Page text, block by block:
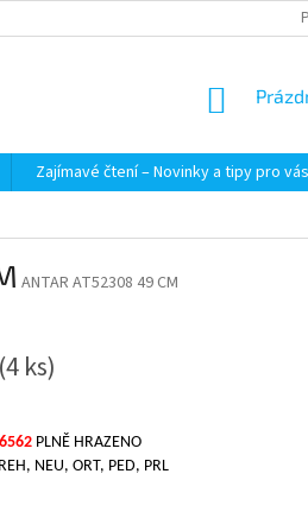
ÚDAJŮ
Zajímavé čtení – Novinky a tipy pro vás
ANTAR AT52308 49 CM
(4 ks)
PLNĚ HRAZENO
NEU, ORT, PED, PRL